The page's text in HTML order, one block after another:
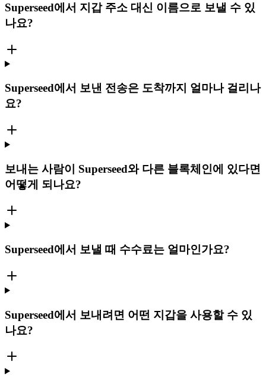
Superseed에서 지갑 주소 대신 이름으로 보낼 수 있
나요?
Superseed에서 보낸 전송은 도착까지 얼마나 걸리나
요?
보내는 사람이 Superseed와 다른 블록체인에 있다면
어떻게 되나요?
Superseed에서 보낼 때 수수료는 얼마인가요?
Superseed에서 보내려면 어떤 지갑을 사용할 수 있
나요?